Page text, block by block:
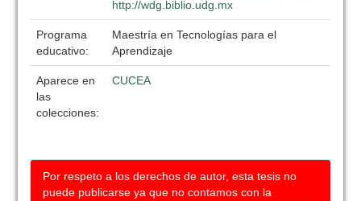
http://wdg.biblio.udg.mx
Programa
educativo:
Maestría en Tecnologías para el
Aprendizaje
Aparece en
las
colecciones:
CUCEA
Por respeto a los derechos de autor, esta tesis no
puede publicarse ya que no contamos con la